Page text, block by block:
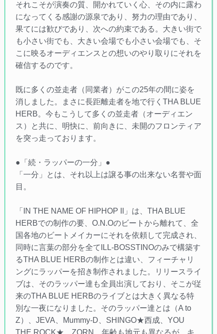
それこそが演奏の質、開かれていく心、その内に露わ
になってくる感謝の源泉であり、努力の理由であり、
果てには歓びであり、次への約束である。大きい街で
も小さい街でも、大きい会場でも小さい会場でも、そ
こに映るオーディエンスとの想いのやり取りにそれを
確信するのです。
既に多くの並走者（同業者）がこの25年の間に姿を
消しました。まさに長距離走者を地で行くTHA BLUE
HERB。今もこうして多くの並走者（オーディエン
ス）と共に、明快に、前向きに、未開のフロンティア
を突っ走っております。
●「続・ラッパーの一分」●
「一分」とは、それ以上は譲る事の出来ない名誉や面
目。
「IN THE NAME OF HIPHOP II」は、THA BLUE
HERBでの制作の要、O.N.Oのビートから離れて、全
国各地のビートメイカーにそれを依頼して完成され、
同時に言葉の部分を全てILL-BOSSTINOのみで構築す
るTHA BLUE HERBの制作とは違い、フィーチャリ
ングにラッパーを招き制作されました。リリースライ
ブは、そのラッパー達も全員出演しており、そこが従
来のTHA BLUE HERBのライブとは大きく異なる特
別な一夜になりました。そのラッパー達とは（A to
Z）、JEVA、Mummy-D、SHINGO★西成、YOU
THE ROCK★、ZORN。年齢も地元も異なるが、キ